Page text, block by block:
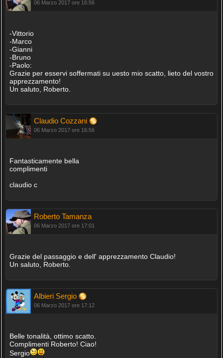
06 Marzo 2017 ore 16:56
-Vittorio
-Marco
-Gianni
-Bruno
-Paolo:
Grazie per esservi soffermati su uesto mio scatto, lieto del vostro
apprezzamento!
Un saluto, Roberto.
Claudio Cozzani
06 Marzo 2017 ore 16:56
Fantasticamente bella
complimenti
claudio c
Roberto Tamanza
06 Marzo 2017 ore 17:01
Grazie del passaggio e dell' apprezzamento Claudio!
Un saluto, Roberto.
Albieri Sergio
06 Marzo 2017 ore 17:12
Belle tonalità, ottimo scatto.
Complimenti Roberto! Ciao!
Sergio